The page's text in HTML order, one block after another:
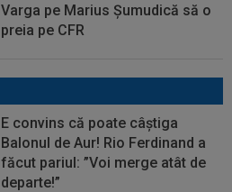
Varga pe Marius Șumudică să o
preia pe CFR
E convins că poate câștiga
Balonul de Aur! Rio Ferdinand a
făcut pariul: ”Voi merge atât de
departe!”